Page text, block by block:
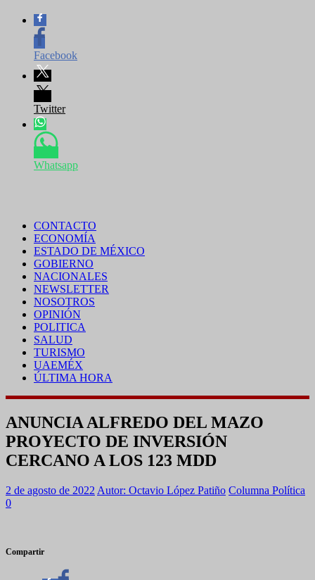
Facebook
Twitter
Whatsapp
CONTACTO
ECONOMÍA
ESTADO DE MÉXICO
GOBIERNO
NACIONALES
NEWSLETTER
NOSOTROS
OPINIÓN
POLITICA
SALUD
TURISMO
UAEMÉX
ÚLTIMA HORA
ANUNCIA ALFREDO DEL MAZO
PROYECTO DE INVERSIÓN
CERCANO A LOS 123 MDD
2 de agosto de 2022 Autor: Octavio López Patiño Columna Política
0
Compartir